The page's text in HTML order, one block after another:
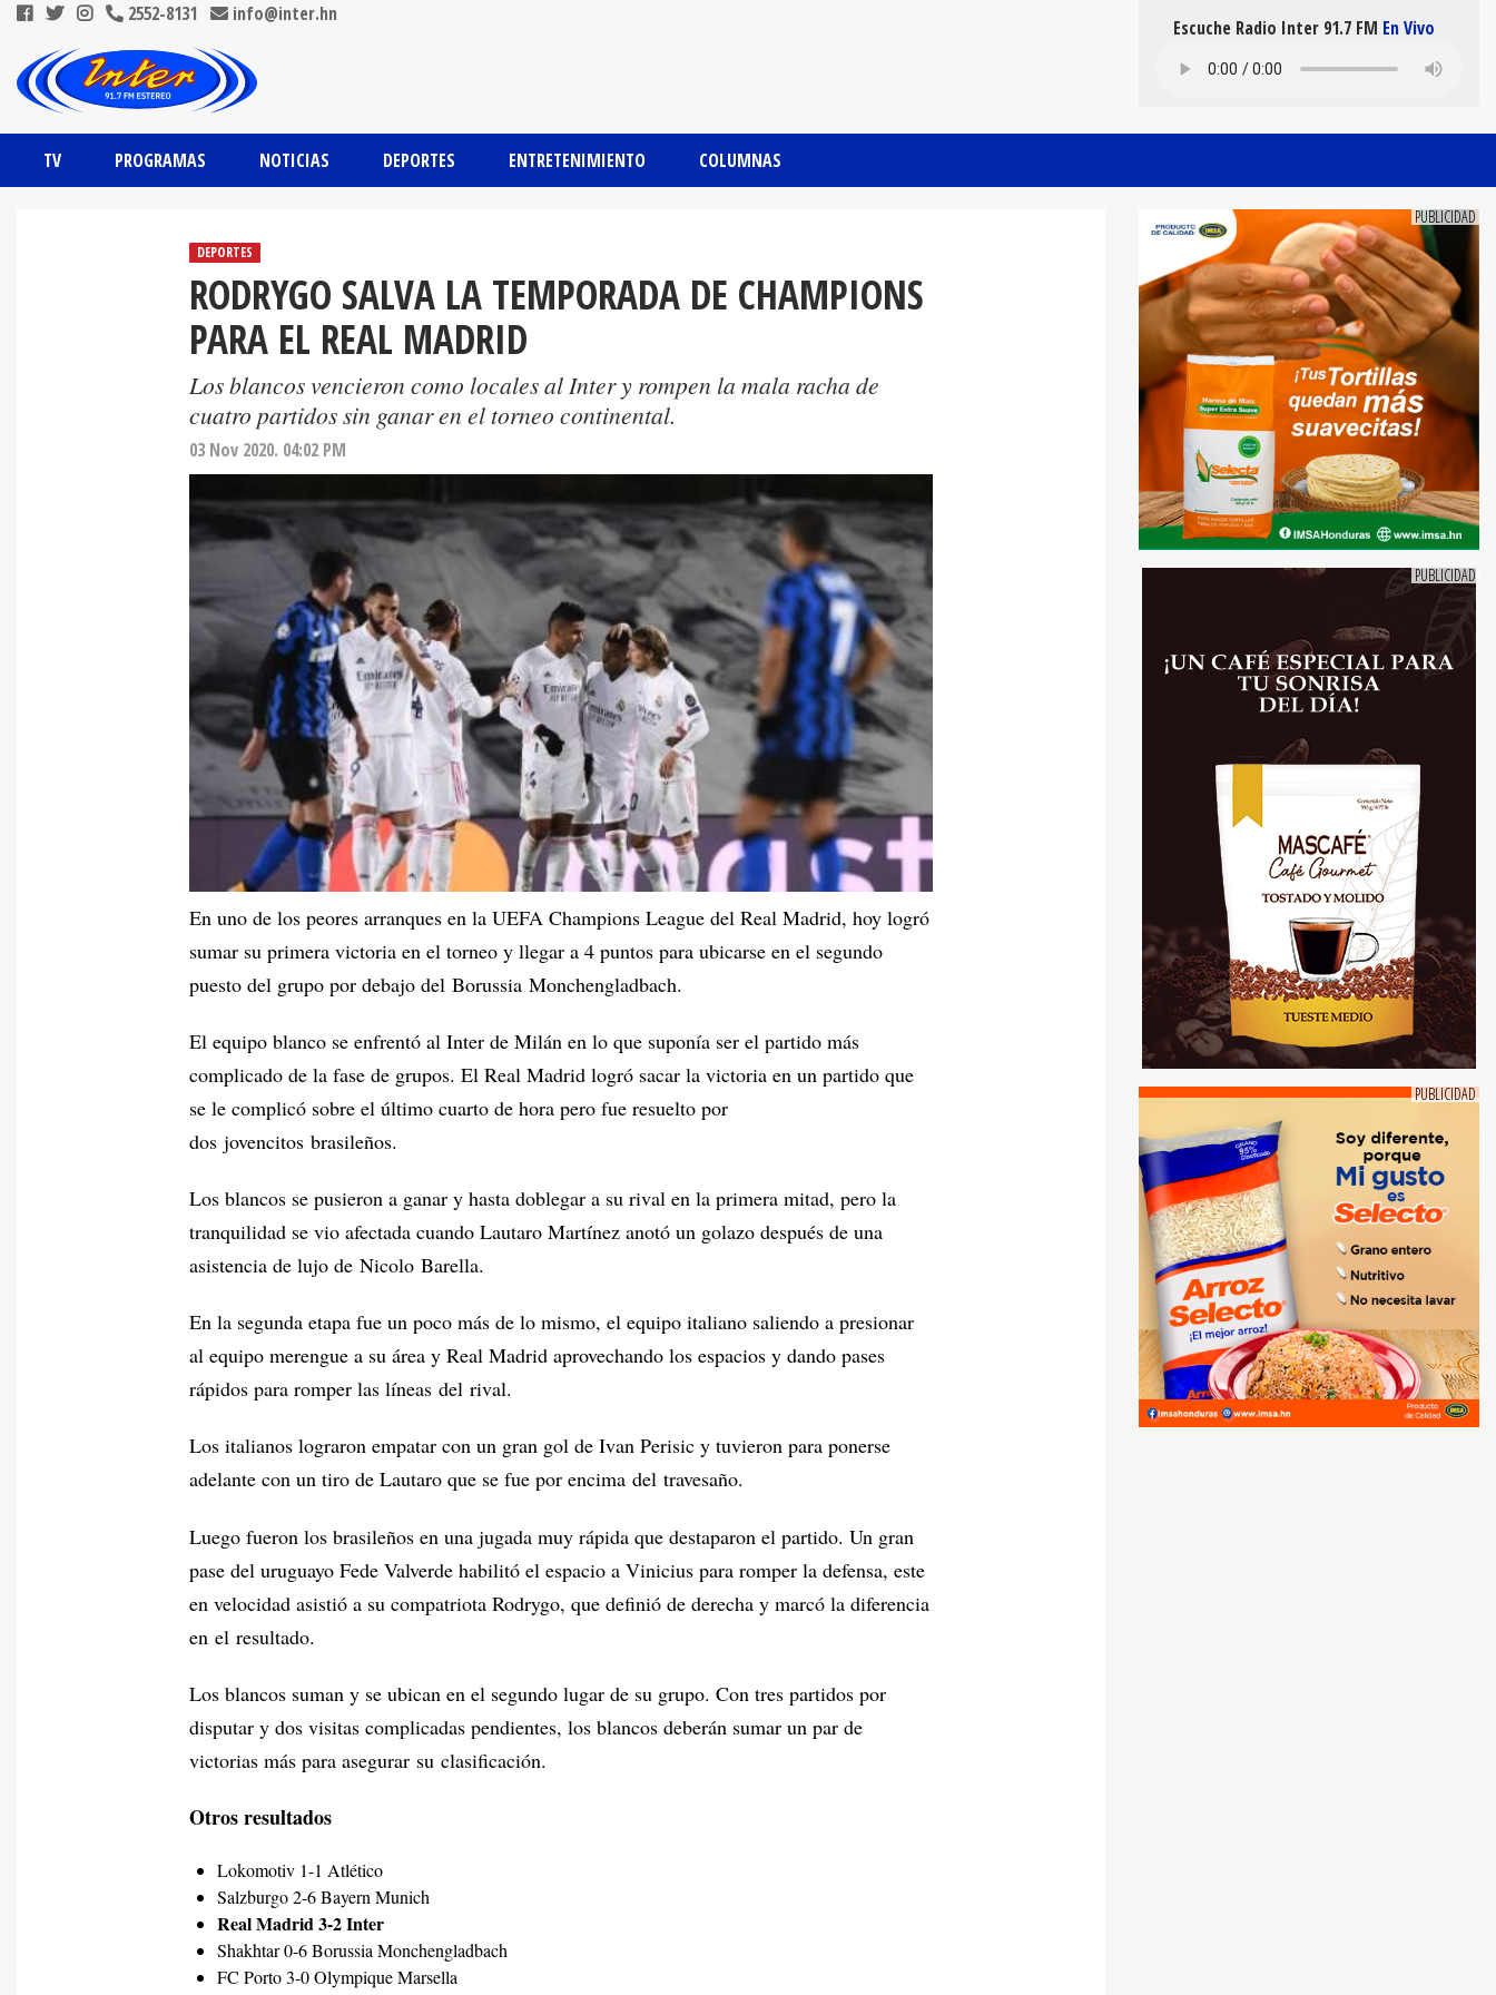
2552-8131 info@inter.hn
TV PROGRAMAS NOTICIAS DEPORTES ENTRETENIMIENTO COLUMNAS
Escuche Radio Inter 91.7 FM En Vivo
DEPORTES
RODRYGO SALVA LA TEMPORADA DE CHAMPIONS
PARA EL REAL MADRID
Los blancos vencieron como locales al Inter y rompen la mala racha de
cuatro partidos sin ganar en el torneo continental.
03 Nov 2020. 04:02 PM
En uno de los peores arranques en la UEFA Champions League del Real Madrid, hoy logró
sumar su primera victoria en el torneo y llegar a 4 puntos para ubicarse en el segundo
puesto del grupo por debajo del Borussia Monchengladbach.
El equipo blanco se enfrentó al Inter de Milán en lo que suponía ser el partido más
complicado de la fase de grupos. El Real Madrid logró sacar la victoria en un partido que
se le complicó sobre el último cuarto de hora pero fue resuelto por
dos jovencitos brasileños.
Los blancos se pusieron a ganar y hasta doblegar a su rival en la primera mitad, pero la
tranquilidad se vio afectada cuando Lautaro Martínez anotó un golazo después de una
asistencia de lujo de Nicolo Barella.
En la segunda etapa fue un poco más de lo mismo, el equipo italiano saliendo a presionar
al equipo merengue a su área y Real Madrid aprovechando los espacios y dando pases
rápidos para romper las líneas del rival.
Los italianos lograron empatar con un gran gol de Ivan Perisic y tuvieron para ponerse
adelante con un tiro de Lautaro que se fue por encima del travesaño.
Luego fueron los brasileños en una jugada muy rápida que destaparon el partido. Un gran
pase del uruguayo Fede Valverde habilitó el espacio a Vinicius para romper la defensa, este
en velocidad asistió a su compatriota Rodrygo, que definió de derecha y marcó la diferencia
en el resultado.
Los blancos suman y se ubican en el segundo lugar de su grupo. Con tres partidos por
disputar y dos visitas complicadas pendientes, los blancos deberán sumar un par de
victorias más para asegurar su clasificación.
Otros resultados
Lokomotiv 1-1 Atlético
Salzburgo 2-6 Bayern Munich
Real Madrid 3-2 Inter
Shakhtar 0-6 Borussia Monchengladbach
FC Porto 3-0 Olympique Marsella